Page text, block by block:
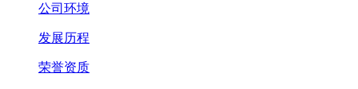
公司环境
发展历程
荣誉资质